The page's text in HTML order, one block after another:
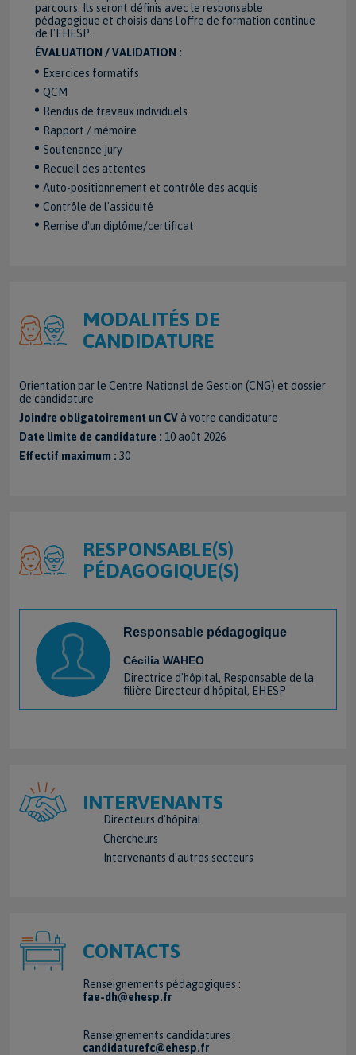
parcours. Ils seront définis avec le responsable
pédagogique et choisis dans l'offre de formation continue
de l'EHESP.
ÉVALUATION / VALIDATION :
Exercices formatifs
QCM
Rendus de travaux individuels
Rapport / mémoire
Soutenance jury
Recueil des attentes
Auto-positionnement et contrôle des acquis
Contrôle de l'assiduité
Remise d'un diplôme/certificat
MODALITÉS DE
CANDIDATURE
Orientation par le Centre National de Gestion (CNG) et dossier
de candidature
Joindre obligatoirement un CV à votre candidature
Date limite de candidature : 10 août 2026
Effectif maximum : 30
RESPONSABLE(S)
PÉDAGOGIQUE(S)
Responsable pédagogique
Cécilia WAHEO
Directrice d'hôpital, Responsable de la
filière Directeur d'hôpital, EHESP
INTERVENANTS
Directeurs d'hôpital
Chercheurs
Intervenants d'autres secteurs
CONTACTS
Renseignements pédagogiques :
fae-dh@ehesp.fr
Renseignements candidatures :
candidaturefc@ehesp.fr